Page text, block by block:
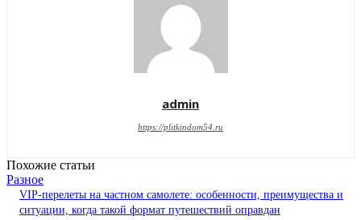
admin
https://plitkindom54.ru
Похожие статьи
Разное
VIP-перелеты на частном самолете: особенности, преимущества и
ситуации, когда такой формат путешествий оправдан